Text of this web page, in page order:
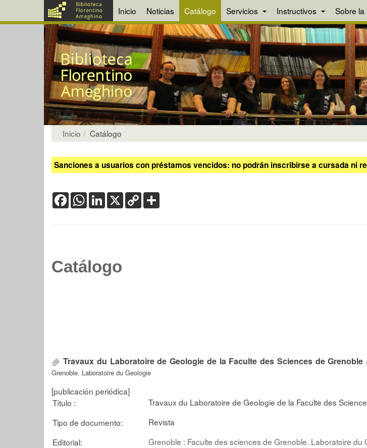
Inicio Noticias Catálogo Servicios Instructivos Sobre la
Inicio Catálogo
Sanciones a usuarios con préstamos vencidos: no podrán inscribirse a cursada ni
FacebookWhatsApp
LinkedIn
X Copy
Link
Catálogo
Travaux du Laboratoire de Geologie de la Faculte des Sciences de Grenoble
Grenoble. Laboratoire du Geologie
[publicación periódica]
Título :
Travaux du Laboratoire de Geologie de la Faculte des
Tipo de documento:
Revista
Editorial:
Grenoble : Faculte des sciences de Grenoble. Laboratoire du